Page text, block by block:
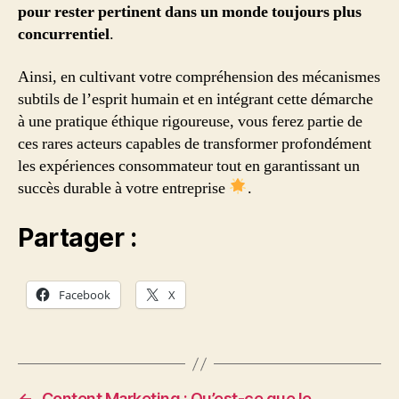
pour rester pertinent dans un monde toujours plus
concurrentiel.
Ainsi, en cultivant votre compréhension des mécanismes
subtils de l’esprit humain et en intégrant cette démarche
à une pratique éthique rigoureuse, vous ferez partie de
ces rares acteurs capables de transformer profondément
les expériences consommateur tout en garantissant un
succès durable à votre entreprise
.
Partager :
Facebook X